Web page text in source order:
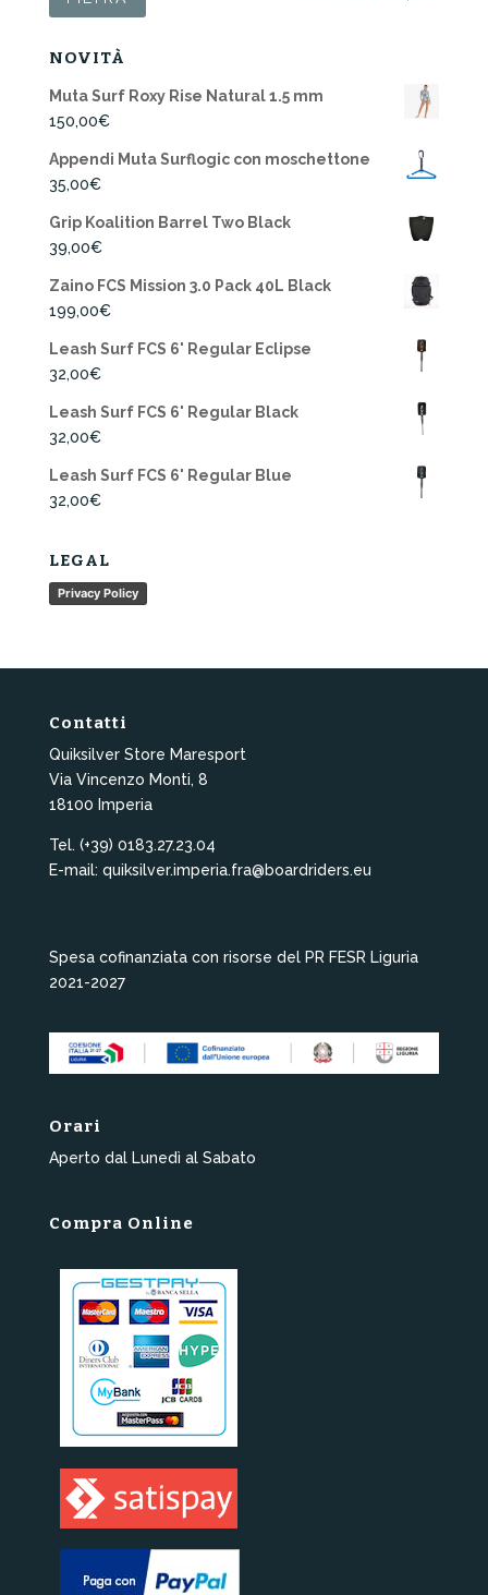
NOVITÀ
Muta Surf Roxy Rise Natural 1.5 mm
150,00€
Appendi Muta Surflogic con moschettone
35,00€
Grip Koalition Barrel Two Black
39,00€
Zaino FCS Mission 3.0 Pack 40L Black
199,00€
Leash Surf FCS 6' Regular Eclipse
32,00€
Leash Surf FCS 6' Regular Black
32,00€
Leash Surf FCS 6' Regular Blue
32,00€
LEGAL
Privacy Policy
Contatti
Quiksilver Store Maresport
Via Vincenzo Monti, 8
18100 Imperia
Tel. (+39) 0183.27.23.04
E-mail: quiksilver.imperia.fra@boardriders.eu
Spesa cofinanziata con risorse del PR FESR Liguria
2021-2027
Orari
Aperto dal Lunedì al Sabato
Compra Online